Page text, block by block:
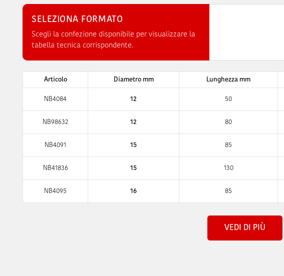
SELEZIONA FORMATO
Scegli la confezione disponibile per visualizzare la
tabella tecnica corrispondente.
Articolo Diametro mm Lunghezza mm
NB4084 12 50
NB98632 12 80
NB4091 15 85
NB41836 15 130
NB4095 16 85
VEDI DI PIÙ